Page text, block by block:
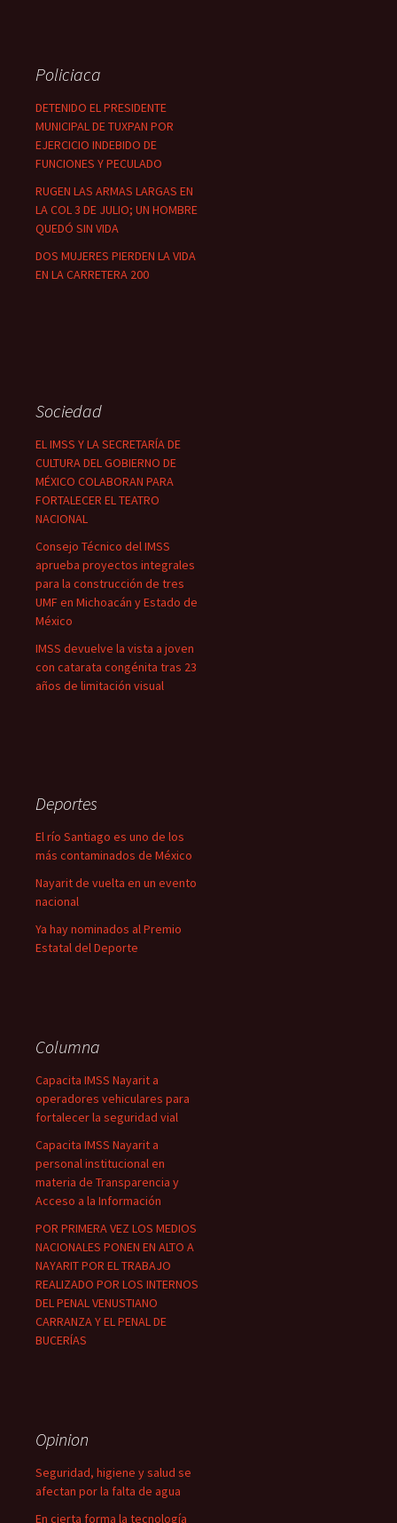
Policiaca
DETENIDO EL PRESIDENTE
MUNICIPAL DE TUXPAN POR
EJERCICIO INDEBIDO DE
FUNCIONES Y PECULADO
RUGEN LAS ARMAS LARGAS EN
LA COL 3 DE JULIO; UN HOMBRE
QUEDÓ SIN VIDA
DOS MUJERES PIERDEN LA VIDA
EN LA CARRETERA 200
Sociedad
EL IMSS Y LA SECRETARÍA DE
CULTURA DEL GOBIERNO DE
MÉXICO COLABORAN PARA
FORTALECER EL TEATRO
NACIONAL
Consejo Técnico del IMSS
aprueba proyectos integrales
para la construcción de tres
UMF en Michoacán y Estado de
México
IMSS devuelve la vista a joven
con catarata congénita tras 23
años de limitación visual
Deportes
El río Santiago es uno de los
más contaminados de México
Nayarit de vuelta en un evento
nacional
Ya hay nominados al Premio
Estatal del Deporte
Columna
Capacita IMSS Nayarit a
operadores vehiculares para
fortalecer la seguridad vial
Capacita IMSS Nayarit a
personal institucional en
materia de Transparencia y
Acceso a la Información
POR PRIMERA VEZ LOS MEDIOS
NACIONALES PONEN EN ALTO A
NAYARIT POR EL TRABAJO
REALIZADO POR LOS INTERNOS
DEL PENAL VENUSTIANO
CARRANZA Y EL PENAL DE
BUCERÍAS
Opinion
Seguridad, higiene y salud se
afectan por la falta de agua
En cierta forma la tecnología